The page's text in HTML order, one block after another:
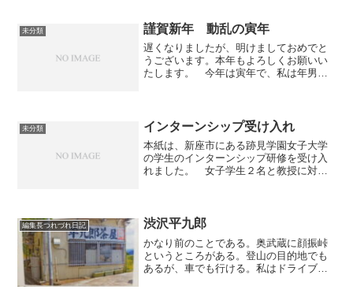
未分類 謹賀新年 動乱の寅年
遅くなりましたが、明けましておめでと
うございます。本年もよろしくお願いい
たします。 今年は寅年で、私は年男と
銀行の破綻が始まり...
未分類 インターンシップ受け入れ
本紙は、新座市にある跡見学園女子大学
の学生のインターンシップ研修を受け入
れました。 女子学生２名と教授に対
き、また学生たちが取材した素...
編集長つれづれ日記 渋沢平九郎
かなり前のことである。奥武蔵に顔振峠
というところがある。登山の目的地でも
あるが、車でも行ける。私はドライブで